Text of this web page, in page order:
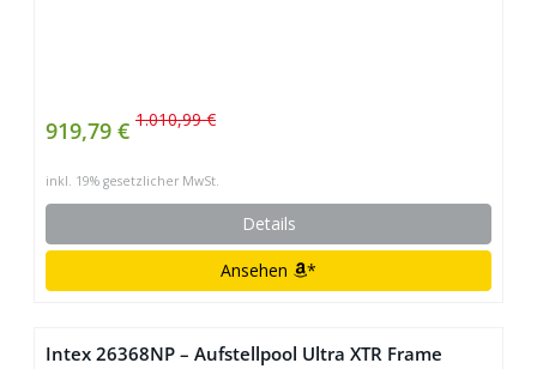
919,79 € 1.010,99 €
inkl. 19% gesetzlicher MwSt.
Details
Ansehen *
Intex 26368NP – Aufstellpool Ultra XTR Frame